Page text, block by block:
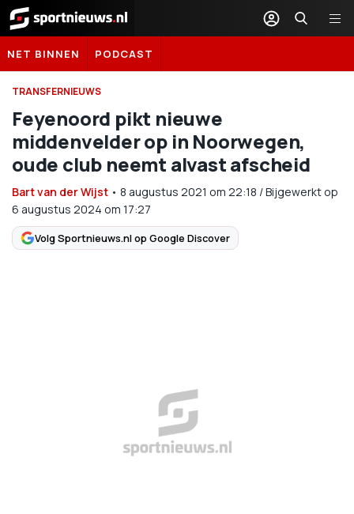
Sportnieuws.nl
NET BINNEN PODCAST
TRANSFERNIEUWS
Feyenoord pikt nieuwe
middenvelder op in Noorwegen,
oude club neemt alvast afscheid
Bart van der Wijst • 8 augustus 2021 om 22:18 /Bijgewerkt op
6 augustus 2024 om 17:27
Volg Sportnieuws.nl op Google Discover